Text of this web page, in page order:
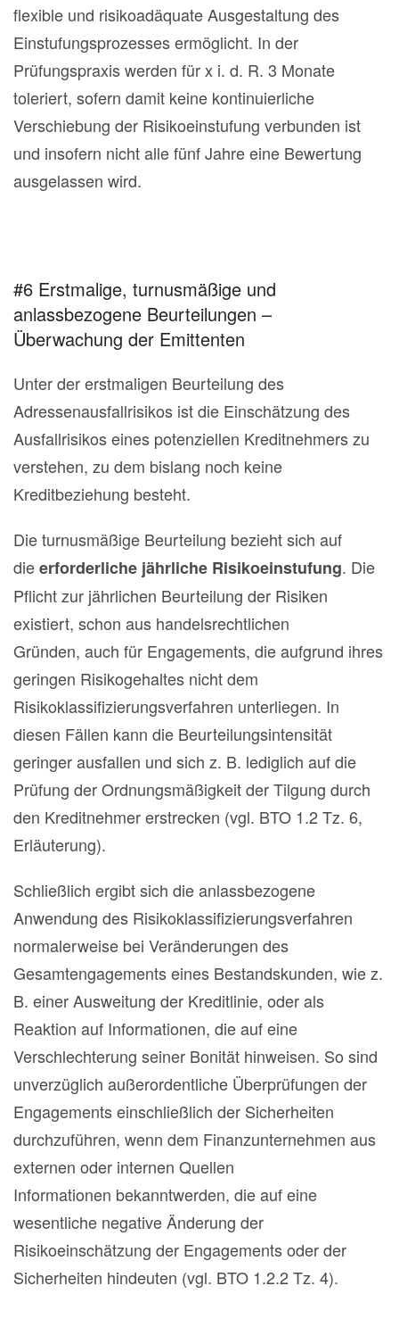
flexible und risikoadäquate Ausgestaltung des
Einstufungsprozesses ermöglicht. In der
Prüfungspraxis werden für x i. d. R. 3 Monate
toleriert, sofern damit keine kontinuierliche
Verschiebung der Risikoeinstufung verbunden ist
und insofern nicht alle fünf Jahre eine Bewertung
ausgelassen wird.
#6 Erstmalige, turnusmäßige und
anlassbezogene Beurteilungen –
Überwachung der Emittenten
Unter der erstmaligen Beurteilung des
Adressenausfallrisikos ist die Einschätzung des
Ausfallrisikos eines potenziellen Kreditnehmers zu
verstehen, zu dem bislang noch keine
Kreditbeziehung besteht.
Die turnusmäßige Beurteilung bezieht sich auf
dieerforderliche jährliche Risikoeinstufung. Die
Pflicht zur jährlichen Beurteilung der Risiken
existiert, schon aus handelsrechtlichen
Gründen, auch für Engagements, die aufgrund ihres
geringen Risikogehaltes nicht dem
Risikoklassifizierungsverfahren unterliegen. In
diesen Fällen kann die Beurteilungsintensität
geringer ausfallen und sich z. B. lediglich auf die
Prüfung der Ordnungsmäßigkeit der Tilgung durch
den Kreditnehmer erstrecken (vgl. BTO 1.2 Tz. 6,
Erläuterung).
Schließlich ergibt sich die anlassbezogene
Anwendung des Risikoklassifizierungsverfahren
normalerweise bei Veränderungen des
Gesamtengagements eines Bestandskunden, wie z.
B. einer Ausweitung der Kreditlinie, oder als
Reaktion auf Informationen, die auf eine
Verschlechterung seiner Bonität hinweisen. So sind
unverzüglich außerordentliche Überprüfungen der
Engagements einschließlich der Sicherheiten
durchzuführen, wenn dem Finanzunternehmen aus
externen oder internen Quellen
Informationen bekanntwerden, die auf eine
wesentliche negative Änderung der
Risikoeinschätzung der Engagements oder der
Sicherheiten hindeuten (vgl. BTO 1.2.2 Tz. 4).